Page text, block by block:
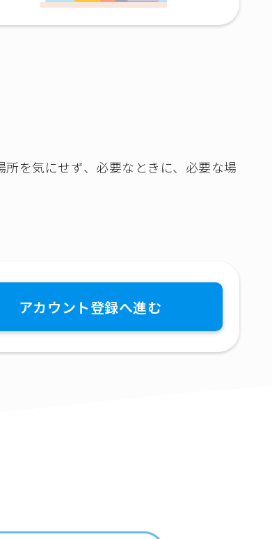
所を気にせず、必要なときに、必要な場
アカウント登録へ進む